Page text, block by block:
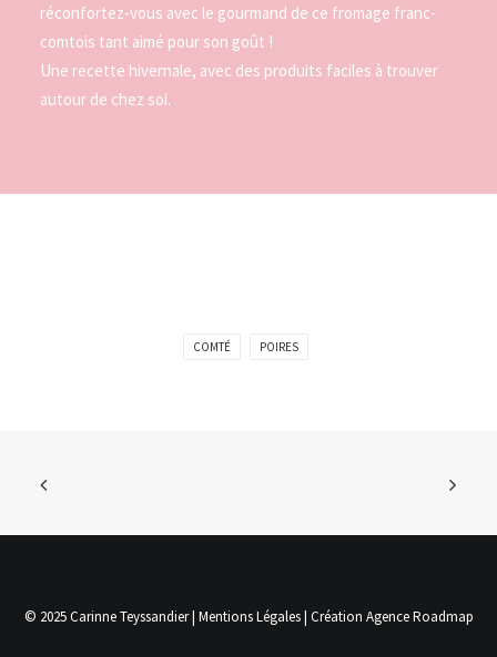
réconfortez-vous avec le gourmand de ce fromage franc-
comtois tant aimé pour son goût !
Une recette hivernale, avec des produits faciles à trouver
autour de chez soi.
COMTÉ POIRES
© 2025 Carinne Teyssandier | Mentions Légales| Création Agence Roadmap